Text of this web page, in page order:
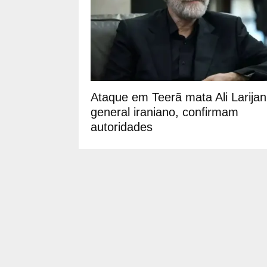
Ataque em Teerã mata Ali
general iraniano, confirmam
autoridades